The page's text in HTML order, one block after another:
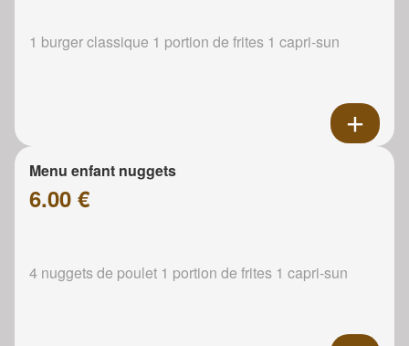
1 burger classique 1 portion de frites 1 capri-sun
Menu enfant nuggets
6.00 €
4 nuggets de poulet 1 portion de frites 1 capri-sun